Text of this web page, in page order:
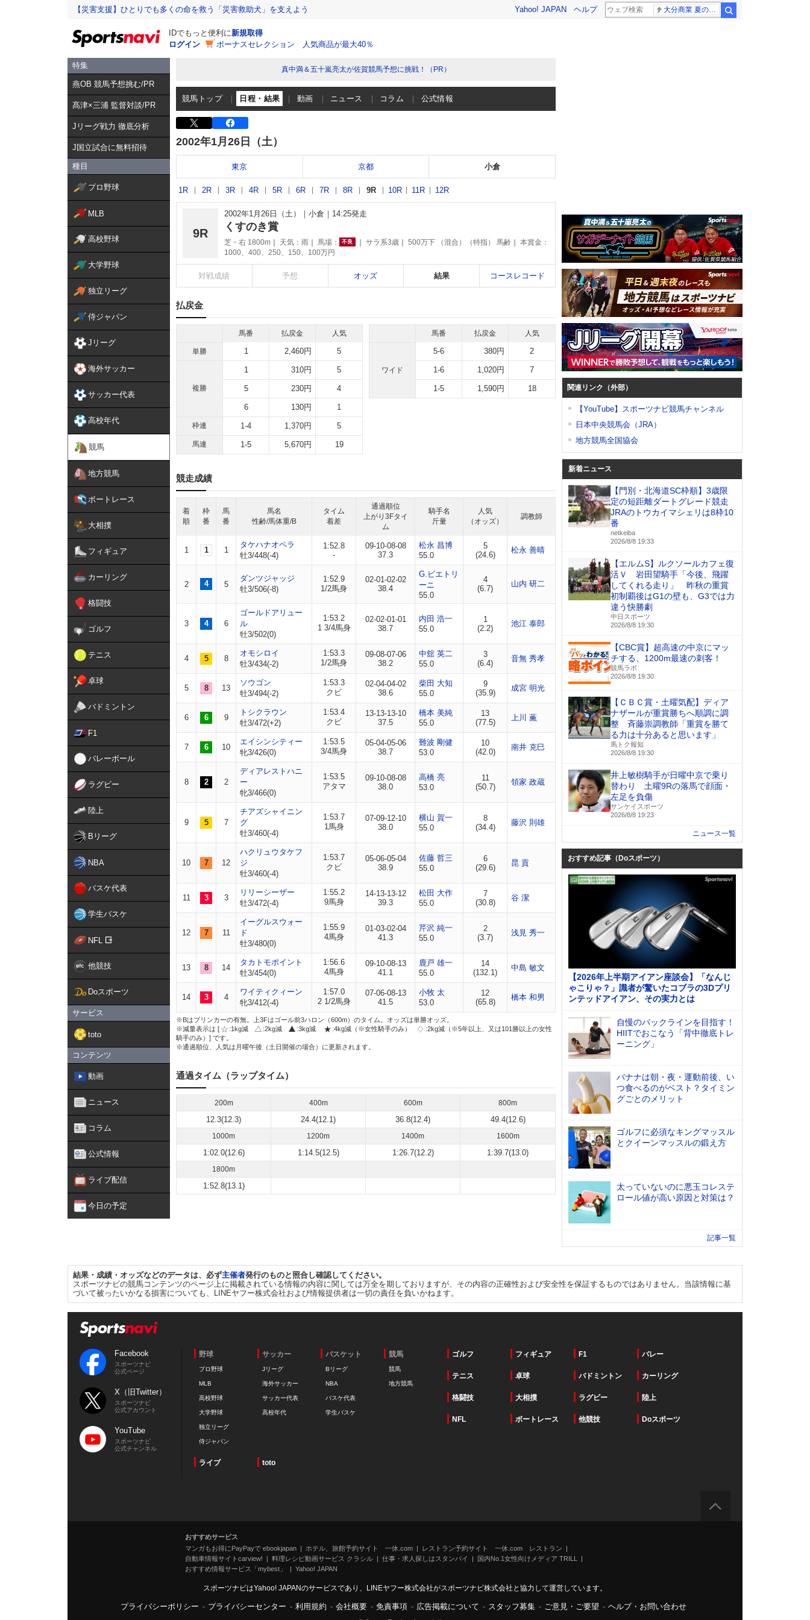
【災害支援】ひとりでも多くの命を救う「災害救助犬」を支えよう Yahoo! JAPAN ヘルプ
IDでもっと便利に新規取得
ログイン
ボーナスセレクション 人気商品が最大40％
特集
燕OB 競馬予想挑む/PR
髙津×三浦 監督対談/PR
Jリーグ戦力 徹底分析
J国立試合に無料招待
種目
プロ野球
MLB
高校野球
大学野球
独立リーグ
侍ジャパン
Jリーグ
海外サッカー
サッカー代表
高校年代
競馬
地方競馬
ボートレース
大相撲
フィギュア
カーリング
格闘技
ゴルフ
テニス
卓球
バドミントン
F1
バレーボール
ラグビー
陸上
Bリーグ
NBA
バスケ代表
学生バスケ
NFL
他競技
Doスポーツ
サービス
toto
コンテンツ
動画
ニュース
コラム
公式情報
ライブ配信
今日の予定
真中満＆五十嵐亮太が佐賀競馬予想に挑戦！（PR）
競馬トップ 日程・結果 動画 ニュース コラム 公式情報
2002年1月26日（土）
東京 京都 小倉
1R 2R 3R 4R 5R 6R 7R 8R 9R 10R 11R 12R
9R
2002年1月26日（土） 小倉 14:25発走
くすのき賞
芝・右 1800m 天気： 雨 馬場： 不良 サラ系3歳 500万下 （混合）（特指） 馬齢
本賞金：
1000、400、250、150、100万円
対戦成績 予想 オッズ 結果 コースレコード
払戻金
馬番 払戻金 人気
単勝 1 2,460円 5
複勝
1 310円 5
5 230円 4
6 130円 1
枠連 1-4 1,370円 5
馬連 1-5 5,670円 19
馬番 払戻金 人気
ワイド
5-6 380円 2
1-6 1,020円 7
1-5 1,590円 18
競走成績
着
順
枠
番
馬
番
馬名
性齢/馬体重/B
タイム
着差
通過順位
上がり3Fタイ
ム
騎手名
斤量
人気
（オッズ）
調教師
1 1 1
タケハナオペラ
牡3/448(-4)
1:52.8
-
09-10-08-08
37.3
松永 昌博
55.0
5
(24.6)
松永 善晴
2 4 5
ダンツジャッジ
牡3/506(-8)
1:52.9
1/2馬身
02-01-02-02
38.4
G.ビエトリ
ーニ
55.0
4
(6.7)
山内 研二
3 4 6
ゴールドアリュー
ル
牡3/502(0)
1:53.2
1 3/4馬身
02-02-01-01
38.7
内田 浩一
55.0
1
(2.2)
池江 泰郎
4 5 8
オモシロイ
牡3/434(-2)
1:53.3
1/2馬身
09-08-07-06
38.2
中舘 英二
55.0
3
(6.4)
音無 秀孝
5 8 13
ソウゴン
牡3/494(-2)
1:53.3
クビ
02-04-04-02
38.6
柴田 大知
55.0
9
(35.9)
成宮 明光
6 6 9
トシクラウン
牡3/472(+2)
1:53.4
クビ
13-13-13-10
37.5
橋本 美純
55.0
13
(77.5)
上川 薫
7 6 10
エイシンシティー
牝3/426(0)
1:53.5
3/4馬身
05-04-05-06
38.7
難波 剛健
53.0
10
(42.0)
南井 克巳
8 2 2
ディアレストハニ
ー
牝3/466(0)
1:53.5
アタマ
09-10-08-08
38.0
高橋 亮
53.0
11
(50.7)
領家 政蔵
9 5 7
チアズシャイニン
グ
牡3/460(-4)
1:53.7
1馬身
07-09-12-10
38.0
横山 賀一
55.0
8
(34.4)
藤沢 則雄
10 7 12
ハクリュウタケフ
ジ
牡3/460(-4)
1:53.7
クビ
05-06-05-04
38.9
佐藤 哲三
55.0
6
(29.6)
昆 貢
11 3 3
リリーシーザー
牡3/472(-4)
1:55.2
9馬身
14-13-13-12
39.3
松田 大作
55.0
7
(30.8)
谷 潔
12 7 11
イーグルスウォー
ド
牡3/480(0)
1:55.9
4馬身
01-03-02-04
41.3
芹沢 純一
55.0
2
(3.7)
浅見 秀一
13 8 14
タカトモポイント
牡3/454(0)
1:56.6
4馬身
09-10-08-13
41.1
鹿戸 雄一
55.0
14
(132.1)
中島 敏文
14 3 4
ワイティクィーン
牝3/412(-4)
1:57.0
2 1/2馬身
07-06-08-13
41.5
小牧 太
53.0
12
(65.8)
橋本 和男
※Bはブリンカーの有無。上3Fはゴール前3ハロン（600m）のタイム。オッズは単勝オッズ。
※減量表示は [
:1kg減 :2kg減 :3kg減 :4kg減（※女性騎手のみ）
:2kg減（※5年以上、又は101勝以上の女性
騎手のみ）] です。
※通過順位、人気は月曜午後（土日開催の場合）に更新されます。
通過タイム（ラップタイム）
200m 400m 600m 800m
12.3(12.3) 24.4(12.1) 36.8(12.4) 49.4(12.6)
1000m 1200m 1400m 1600m
1:02.0(12.6) 1:14.5(12.5) 1:26.7(12.2) 1:39.7(13.0)
1800m
1:52.8(13.1)
関連リンク（外部）
【YouTube】スポーツナビ競馬チャンネル
日本中央競馬会（JRA）
地方競馬全国協会
新着ニュース
【門別・北海道SC枠順】3歳限
定の短距離ダートグレード競走
JRAのトウカイマシェリは8枠10
番
netkeiba
2026/8/8 19:33
【エルムS】ルクソールカフェ復
活Ｖ 岩田望騎手「今後、飛躍
してくれる走り」 昨秋の重賞
初制覇後はG1の壁も、G3では力
違う快勝劇
中日スポーツ
2026/8/8 19:30
【CBC賞】超高速の中京にマッ
チする、1200m最速の刺客！
競馬ラボ
2026/8/8 19:30
【ＣＢＣ賞・土曜気配】ディア
ナザールが重賞勝ちへ順調に調
整 斉藤崇調教師「重賞を勝て
る力は十分あると思います」
馬トク報知
2026/8/8 19:30
井上敏樹騎手が日曜中京で乗り
替わり 土曜9Rの落馬で顔面・
左足を負傷
サンケイスポーツ
2026/8/8 19:23
ニュース一覧
おすすめ記事（Doスポーツ）
【2026年上半期アイアン座談会】「なんじ
ゃこりゃ？」識者が驚いたコブラの3Dプリ
ンテッドアイアン、その実力とは
自慢のバックラインを目指す！
HIITでおこなう「背中徹底トレ
ーニング」
バナナは朝・夜・運動前後、い
つ食べるのがベスト？タイミン
グごとのメリット
ゴルフに必須なキングマッスル
とクイーンマッスルの鍛え方
太っていないのに悪玉コレステ
ロール値が高い原因と対策は？
記事一覧
結果・成績・オッズなどのデータは、必ず主催者発行のものと照合し確認してください。
スポーツナビの競馬コンテンツのページ上に掲載されている情報の内容に関しては万全を期しておりますが、その内容の正確性および安全性を保証するものではありません。当該情報に基
づいて被ったいかなる損害についても、LINEヤフー株式会社および情報提供者は一切の責任を負いかねます。
Facebook
スポーツナビ
公式ページ
X（旧Twitter）
スポーツナビ
公式アカウント
YouTube
スポーツナビ
公式チャンネル
野球
プロ野球
MLB
高校野球
大学野球
独立リーグ
侍ジャパン
サッカー
Jリーグ
海外サッカー
サッカー代表
高校年代
バスケット
Bリーグ
NBA
バスケ代表
学生バスケ
競馬
競馬
地方競馬
ゴルフ フィギュア F1 バレー
テニス 卓球 バドミントン カーリング
格闘技 大相撲 ラグビー 陸上
NFL ボートレース 他競技 Doスポーツ
ライブ toto
おすすめサービス
マンガもお得にPayPayで ebookjapan
ホテル、旅館予約サイト 一休.com
レストラン予約サイト 一休.com レストラン
自動車情報サイトcarview!
料理レシピ動画サービス クラシル 仕事・求人探しはスタンバイ
国内No.1女性向けメディア TRILL
おすすめ情報サービス「mybest」
Yahoo! JAPAN
スポーツナビはYahoo! JAPANのサービスであり、LINEヤフー株式会社がスポーツナビ株式会社と協力して運営しています。
プライバシーポリシー - プライバシーセンター - 利用規約 - 会社概要 - 免責事項 - 広告掲載について - スタッフ募集 - ご意見・ご要望 - ヘルプ・お問い合わせ